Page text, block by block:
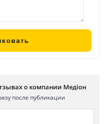
о компании Медіон
после публикации